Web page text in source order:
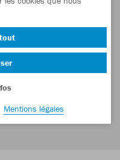
Mentions légales